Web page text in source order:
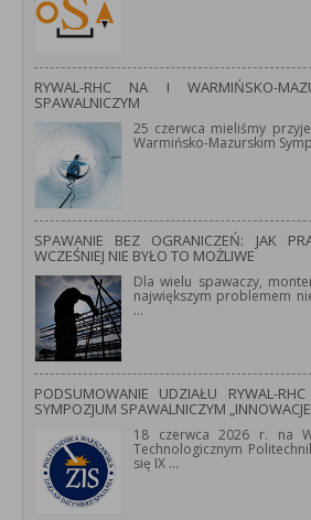
RYWAL-RHC NA I WARMIŃSKO-
SPAWALNICZYM
25 czerwca mieliśmy
Warmińsko-Mazurskim
SPAWANIE BEZ OGRANICZEŃ: JAK
WCZEŚNIEJ NIE BYŁO TO MOŻLIWE
Dla wielu spawaczy,
największym problemem
...
PODSUMOWANIE UDZIAŁU RYWAL-
SYMPOZJUM SPAWALNICZYM
18 czerwca 2026 r. na
Technologicznym
się IX ...